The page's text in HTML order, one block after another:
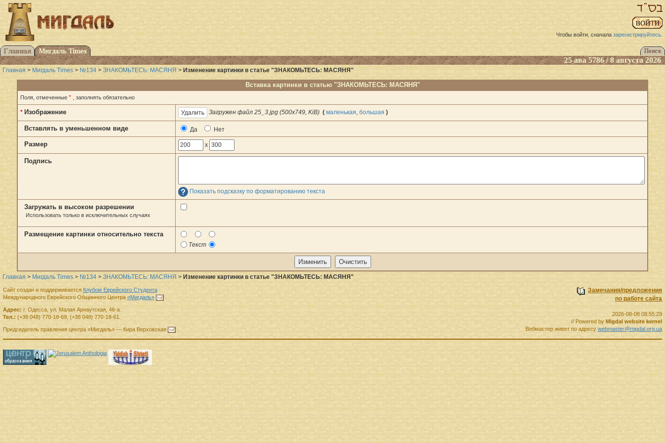
Чтобы войти, сначала зарегистрируйтесь.
25 ава 5786 / 8 августа 2026
Главная > Мигдаль Times > №134 > ЗНАКОМЬТЕСЬ: МАСЯНЯ > Изменение картинки в статье "ЗНАКОМЬТЕСЬ: МАСЯНЯ"
Вставка картинки в статью "ЗНАКОМЬТЕСЬ: МАСЯНЯ"
Поля, отмеченные * , заполнять обязательно
* Изображение Загружен файл 25_3.jpg (500x749, KiB) ( маленькая, большая )
Вставлять в уменьшенном виде Да Нет
Размер x
Подпись
Показать подсказку по форматированию текста
Загружать в высоком разрешении
Использовать только в исключительных случаях
Размещение картинки относительно текста
Текст
Главная > Мигдаль Times > №134 > ЗНАКОМЬТЕСЬ: МАСЯНЯ > Изменение картинки в статье "ЗНАКОМЬТЕСЬ: МАСЯНЯ"
Замечания/предложения
по работе сайта
2026-08-08 08:55:29
// Powered byMigdal website kernel
Вебмастер живет по адресуwebmaster@migdal.org.ua
Сайт создан и поддерживается Клубом Еврейского Студента
Международного Еврейского Общинного Центра «Мигдаль» .
Адрес: г. Одесса, ул. Малая Арнаутская, 46-а.
Тел.: (+38 048) 770-18-69, (+38 048) 770-18-61
Председатель правленияцентра «Мигдаль»— Кира Верховская .